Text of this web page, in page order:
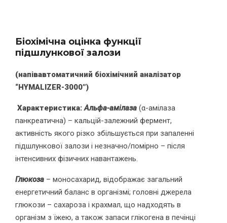
Біохімічна оцінка функції
підшлункової залози
(напівавтоматичний біохімічний аналізатор
“HYMALIZER-3000”)
Характеристика:Альфа-амілаза (α-амілаза
панкреатична) – кальцій-залежний фермент,
активність якого різко збільшується при запаленні
підшлункової залози і незначно/помірно – після
інтенсивних фізичних навантажень.
Глюкоза – моносахарид, відображає загальний
енергетичний баланс в організмі; головні джерела
глюкози – сахароза і крахмал, що надходять в
організм з їжею, а також запаси глікогена в печінці